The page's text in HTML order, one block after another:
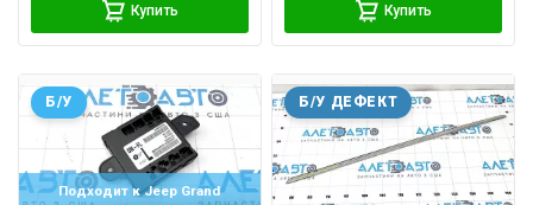
Купить Купить
Подходит к Jeep Grand
Б/У Б/У ДЕФЕКТ